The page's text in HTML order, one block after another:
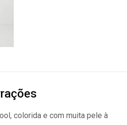
colorida e com muita pele à